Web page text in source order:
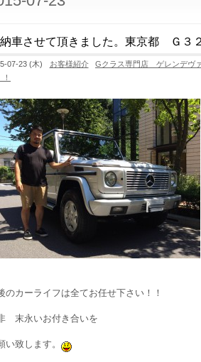
車させて頂きました。東京都 Ｇ３
07-23 (木) お客様紹介
Gクラス専門店 ゲレンデヴ
のカーライフは全てお任せ下さい！！
末永いお付き合いを
い致します。